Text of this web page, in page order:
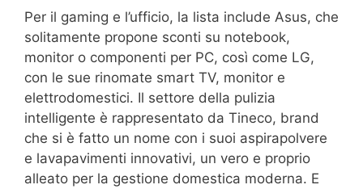
Per il gaming e l’ufficio, la lista include Asus, che
solitamente propone sconti su notebook,
monitor o componenti per PC, così come LG,
con le sue rinomate smart TV, monitor e
elettrodomestici. Il settore della pulizia
intelligente è rappresentato da Tineco, brand
che si è fatto un nome con i suoi aspirapolvere
e lavapavimenti innovativi, un vero e proprio
alleato per la gestione domestica moderna. E